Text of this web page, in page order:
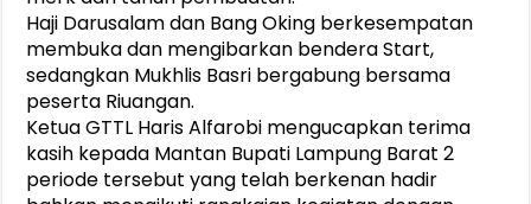
Haji Darusalam dan Bang Oking berkesempatan
membuka dan mengibarkan bendera Start,
sedangkan Mukhlis Basri bergabung bersama
peserta Riuangan.
Ketua GTTL Haris Alfarobi mengucapkan terima
kasih kepada Mantan Bupati Lampung Barat 2
periode tersebut yang telah berkenan hadir